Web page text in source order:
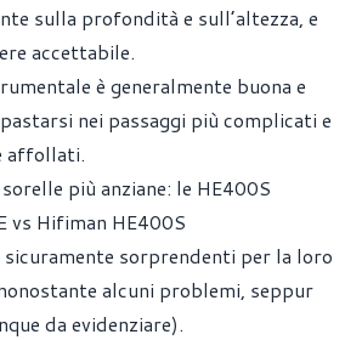
sulla profondità e sull’altezza, e
accettabile.
è generalmente buona e
nei passaggi più complicati e
affollati.
più anziane: le HE400S
vs Hifiman HE400S
sicuramente sorprendenti per la loro
alcuni problemi, seppur
da evidenziare).